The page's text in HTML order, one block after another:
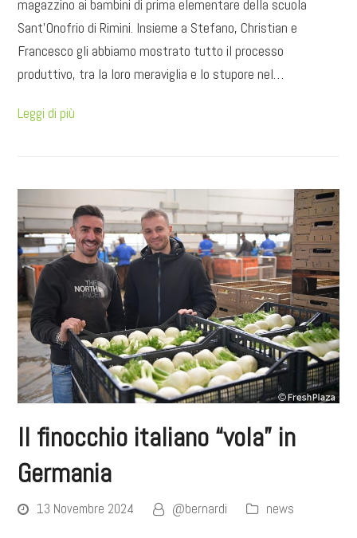
magazzino ai bambini di prima elementare della scuola
Sant’Onofrio di Rimini. Insieme a Stefano, Christian e
Francesco gli abbiamo mostrato tutto il processo
produttivo, tra la loro meraviglia e lo stupore nel…
Leggi di più
Il finocchio italiano “vola” in
Germania
13 Novembre 2024 @bernardi news